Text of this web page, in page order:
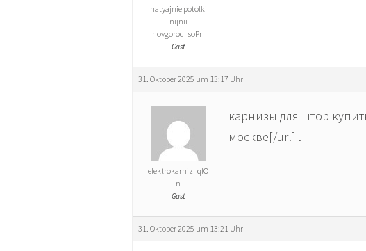
natyajnie potolki
nijnii
novgorod_soPn
Gast
31. Oktober 2025 um 13:17 Uhr
elektrokarniz_qlO
n
Gast
карнизы для штор
москве[/url] .
31. Oktober 2025 um 13:21 Uhr